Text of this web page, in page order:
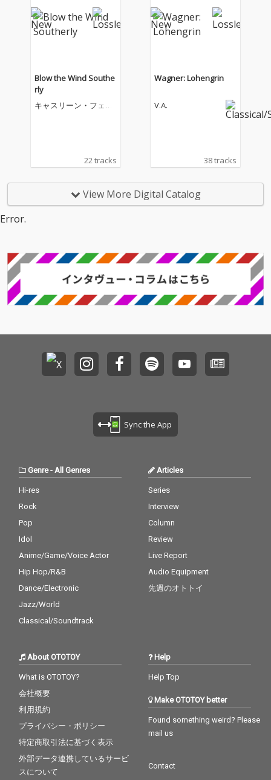
Blow the Wind Southe
rly
キャスリーン・フェリ
22 tracks
Wagner: Lohengrin
V.A.
38 tracks
View More Digital Catalog
Error.
Sync the App
Genre- All Genres
Hi-res
Rock
Pop
Idol
Anime/Game/Voice Actor
Hip Hop/R&B
Dance/Electronic
Jazz/World
Classical/Soundtrack
Articles
Series
Interview
Column
Review
Live Report
Audio Equipment
先週のオトトイ
About OTOTOY
What is OTOTOY?
会社概要
利用規約
プライバシー・ポリシー
特定商取引法に基づく表示
外部データ連携しているサービ
スについて
Help
Help Top
Make OTOTOY better
Found something weird? Please
mail us
Contact